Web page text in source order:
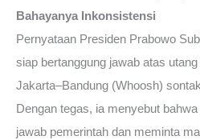
Bahayanya Inkonsistensi
Pernyataan Presiden Prabowo
siap bertanggung jawab atas
Jakarta–Bandung (Whoosh)
Dengan tegas, ia menyebut
jawab pemerintah dan meminta